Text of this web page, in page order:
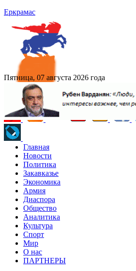
Еркрамас
Пятница, 07 августа 2026 года
Главная
Новости
Политика
Закавказье
Экономика
Армия
Диаспора
Общество
Аналитика
Культура
Спорт
Мир
О нас
ПАРТНЕРЫ